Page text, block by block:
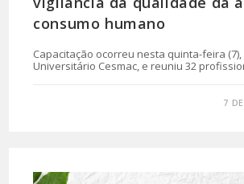
consumo humano
Capacitação ocorreu nesta quinta-feira
Universitário Cesmac, e reuniu 32
7